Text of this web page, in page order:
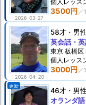
2026-03-27
3500円
2026-04-20
58才 男性
3000円
英会話・
東京 板橋区
個人 レッス
更新
46才 男性
オランダ語